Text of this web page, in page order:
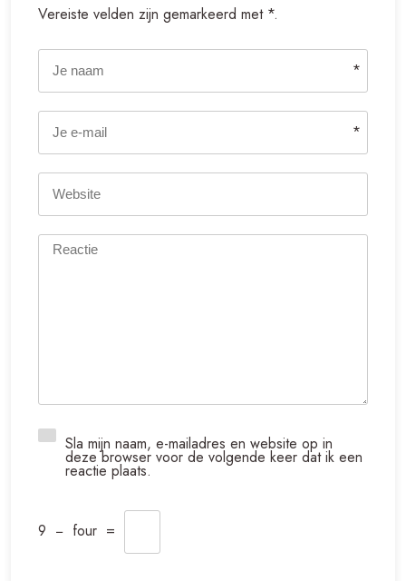
Vereiste velden zijn gemarkeerd met *.
*
*
Sla mijn naam, e-mailadres en website op in
deze browser voor de volgende keer dat ik een
reactie plaats.
9 − four =